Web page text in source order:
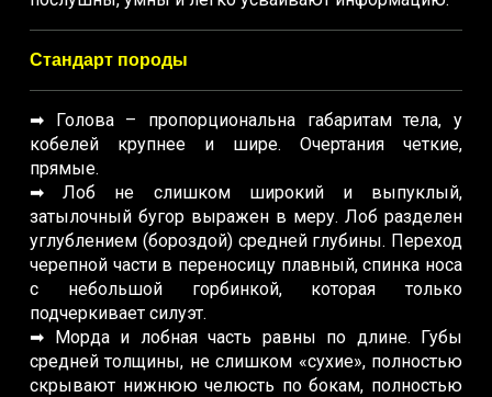
Стандарт породы
➡ Голова – пропорциональна габаритам тела, у
кобелей крупнее и шире. Очертания четкие,
прямые.
➡ Лоб не слишком широкий и выпуклый,
затылочный бугор выражен в меру. Лоб разделен
углублением (бороздой) средней глубины. Переход
черепной части в переносицу плавный, спинка носа
с небольшой горбинкой, которая только
подчеркивает силуэт.
➡ Морда и лобная часть равны по длине. Губы
средней толщины, не слишком «сухие», полностью
скрывают нижнюю челюсть по бокам, полностью